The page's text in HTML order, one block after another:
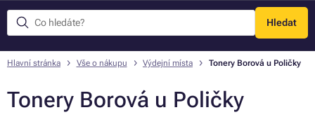
Hledat
Menu
Hlavní stránka Vše o nákupu Výdejní místa Tonery Borová u Poličky
Tonery Borová u Poličky